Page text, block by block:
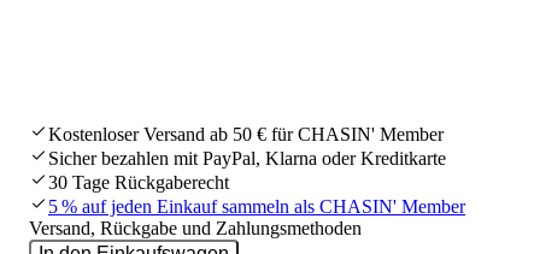
Kostenloser Versand ab 50 € für CHASIN' Member
Sicher bezahlen mit PayPal, Klarna oder Kreditkarte
30 Tage Rückgaberecht
5 % auf jeden Einkauf sammeln als CHASIN' Member
Versand, Rückgabe und Zahlungsmethoden